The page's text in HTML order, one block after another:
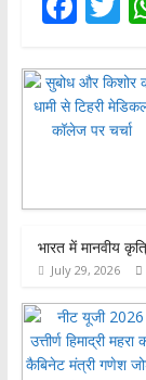
e
b
o
k
भारत में मानवीय
July 29, 2026